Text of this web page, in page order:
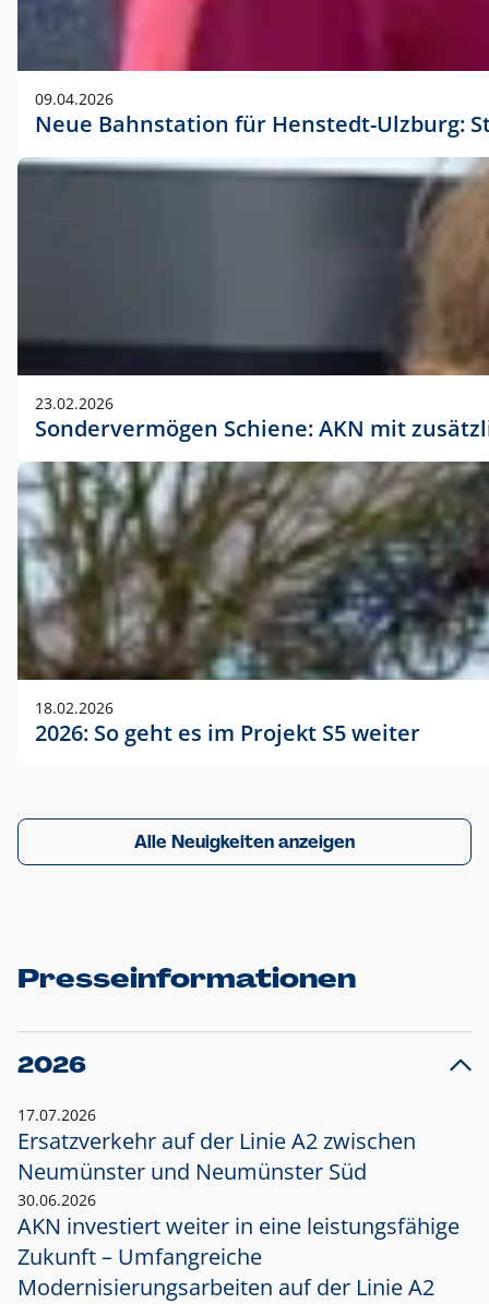
09.04.2026
Neue Bahnstation für Henstedt-Ulzburg:
23.02.2026
Sondervermögen Schiene: AKN mit
18.02.2026
2026: So geht es im Projekt S5 weiter
Alle Neuigkeiten anzeigen
Presseinformationen
2026
17.07.2026
Ersatzverkehr auf der Linie A2 zwischen
Neumünster und Neumünster Süd
30.06.2026
AKN investiert weiter in eine leistungsfähige
Zukunft – Umfangreiche
Modernisierungsarbeiten auf der Linie A2